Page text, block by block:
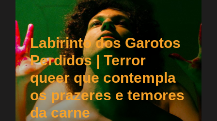
Labirinto dos Garotos
Perdidos | Terror
queer que contempla
os prazeres e temores
da carne